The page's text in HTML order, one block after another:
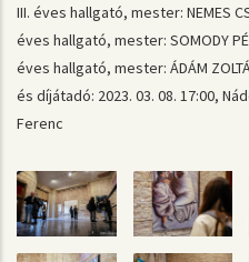
III. éves hallgató, mester: NEMES
éves hallgató, mester: SOMODY
éves hallgató, mester: ÁDÁM
és díjátadó: 2023. 03. 08. 17:00,
Ferenc